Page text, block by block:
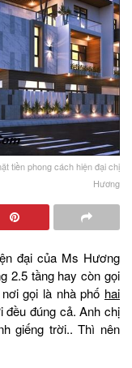
tiền phong cách hiện đại chị
Hương
đại của Ms Hương
2.5 tầng hay còn gọi
gọi là nhà phố hai
đều đúng cả. Anh chị
giếng trời.. Thì nên